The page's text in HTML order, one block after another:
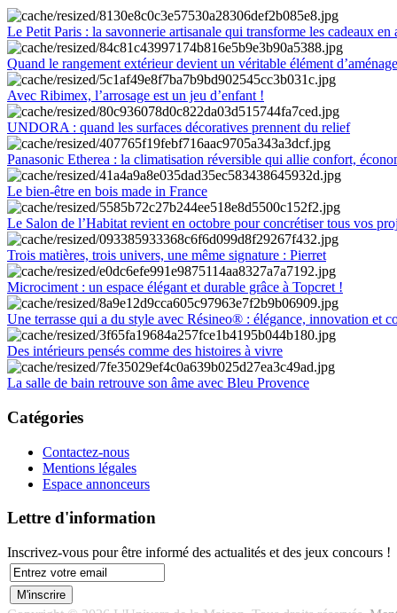
Le Petit Paris : la savonnerie artisanale qui transforme les cadeaux en
Quand le rangement extérieur devient un véritable élément
Avec Ribimex, l’arrosage est un jeu d’enfant !
UNDORA : quand les surfaces décoratives prennent du relief
Panasonic Etherea : la climatisation réversible qui allie confort,
Le bien-être en bois made in France
Le Salon de l’Habitat revient en octobre pour concrétiser tous vos
Trois matières, trois univers, une même signature : Pierret
Microciment : un espace élégant et durable grâce à Topcret !
Une terrasse qui a du style avec Résineo® : élégance, innovation et
Des intérieurs pensés comme des histoires à vivre
La salle de bain retrouve son âme avec Bleu Provence
Catégories
Contactez-nous
Mentions légales
Espace annonceurs
Lettre d'information
Inscrivez-vous pour être informé des actualités et des jeux concours !